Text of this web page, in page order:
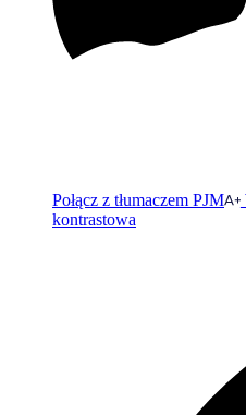
Połącz z tłumaczem PJM
kontrastowa